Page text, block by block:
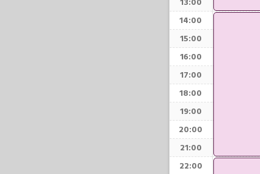
13:00
14:00
15:00
16:00
17:00
18:00
19:00
20:00
21:00
22:00